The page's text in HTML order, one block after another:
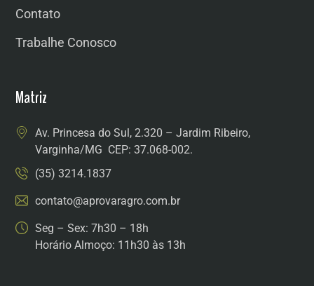
Contato
Trabalhe Conosco
Matriz
Av. Princesa do Sul, 2.320 – Jardim Ribeiro,
Varginha/MG CEP: 37.068-002.
(35) 3214.1837
contato@aprovaragro.com.br
Seg – Sex: 7h30 – 18h
Horário Almoço: 11h30 às 13h